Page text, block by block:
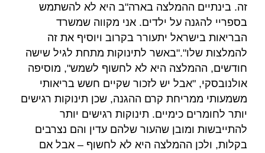
זה. בינתיים ההמלצה בארה"ב היא לא להשתמש
בספריי להגנה על ילדים. אני מקווה שמשרד
הבריאות בישראל יתעורר בקרוב ויוסיף את זה
להמלצות שלו"."באשר לתינוקות מתחת לגיל שישה
חודשים, ההמלצה היא לא לחשוף לשמש", מוסיפה
אולנובסקי, "אבל יש לזכור שקיים חשש בריאותי
משמעותי ממריחת קרם ההגנה, שכן תינוקות רגישים
יותר לחומרים כימיים. תינוקות רגישים יותר
להתייבשות ומובן שהעור שלהם עדין והם נצרבים
בקלות, ולכן ההמלצה היא לא לחשוף – אבל אם